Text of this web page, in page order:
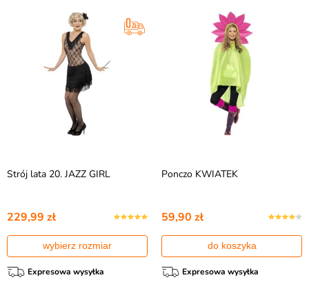
Strój lata 20. JAZZ GIRL
229,99 zł
wybierz rozmiar
Expresowa wysyłka
Ponczo KWIATEK
59,90 zł
do koszyka
Expresowa wysyłka